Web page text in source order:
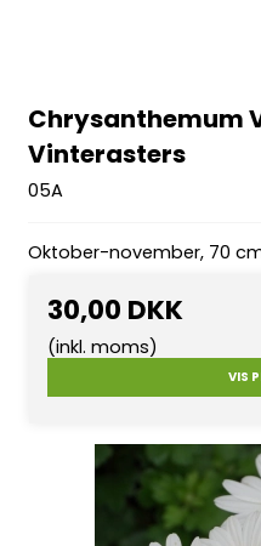
Chrysanthemum
Vinterasters
05A
Oktober-november, 70
30,00 DKK
(inkl. moms)
VIS